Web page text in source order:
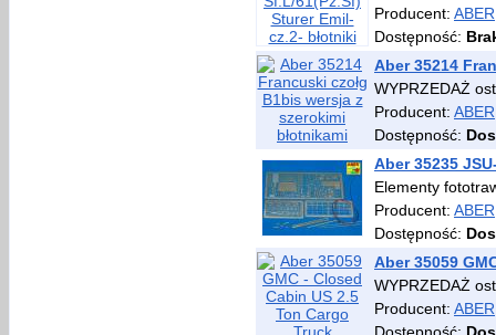
Producent: ABER
Dostępność:
Aber 35214
WYPRZEDAŻ
Producent: ABER
Dostępność:
Aber 35235
Elementy
Producent: ABER
Dostępność:
Aber 35059
WYPRZEDAŻ
Producent: ABER